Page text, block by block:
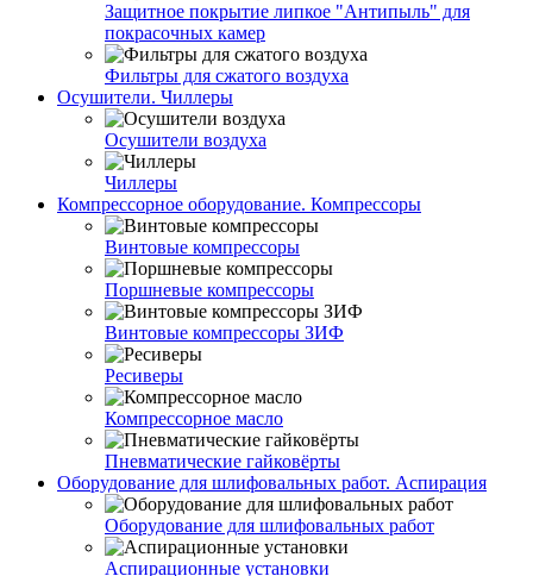
Защитное покрытие липкое "Антипыль" для
покрасочных камер
Фильтры для сжатого воздуха
Осушители. Чиллеры
Осушители воздуха
Чиллеры
Компрессорное оборудование. Компрессоры
Винтовые компрессоры
Поршневые компрессоры
Винтовые компрессоры ЗИФ
Ресиверы
Компрессорное масло
Пневматические гайковёрты
Оборудование для шлифовальных работ. Аспирация
Оборудование для шлифовальных работ
Аспирационные установки